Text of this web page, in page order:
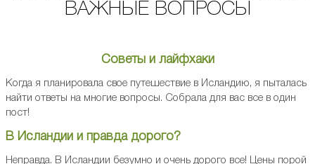
ВАЖНЫЕ ВОПРОСЫ
Советы и лайфхаки
Когда я планировала свое путешествие в Исландию, я пыталась
найти ответы на многие вопросы. Собрала для вас все в один
пост!
В Исландии и правда дорого?
Неправда. В Исландии безумно и очень дорого все! Цены порой